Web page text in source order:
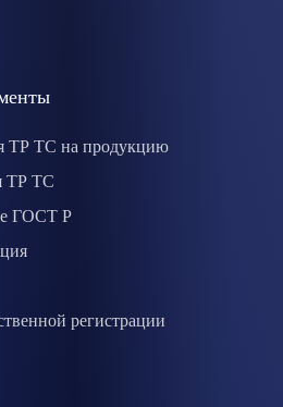
ТР ТС на продукцию
ТР ТС
ГОСТ Р
регистрации